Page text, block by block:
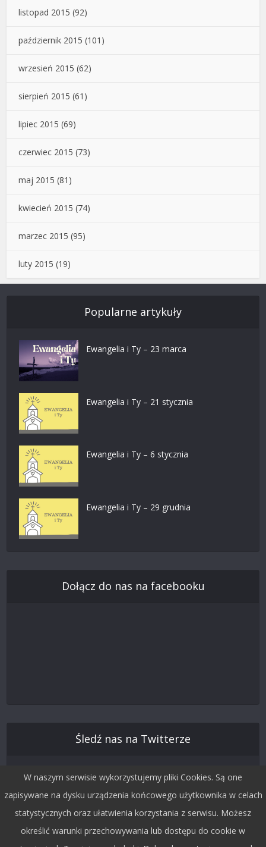
listopad 2015 (92)
październik 2015 (101)
wrzesień 2015 (62)
sierpień 2015 (61)
lipiec 2015 (69)
czerwiec 2015 (73)
maj 2015 (81)
kwiecień 2015 (74)
marzec 2015 (95)
luty 2015 (19)
Popularne artykuły
Ewangelia i Ty – 23 marca
Ewangelia i Ty – 21 stycznia
Ewangelia i Ty – 6 stycznia
Ewangelia i Ty – 29 grudnia
Dołącz do nas na facebooku
Śledź nas na Twitterze
W naszym serwisie wykorzystujemy pliki Cookies. Są one
zapisywane na dysku urządzenia końcowego użytkownika w celach
statystycznych oraz ułatwienia korzystania z serwisu. Możesz
określić warunki przechowywania lub dostępu do cookie w